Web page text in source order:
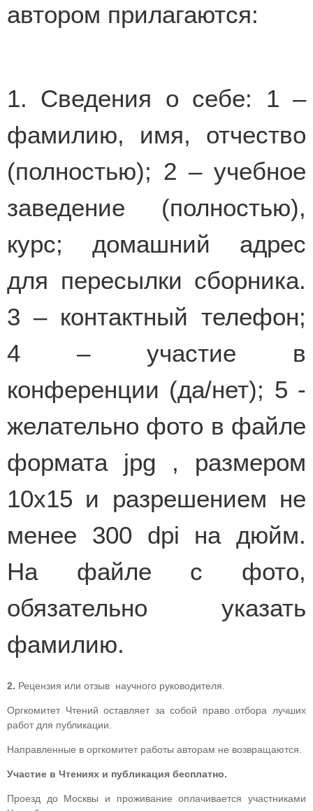
автором прилагаются:
1. Сведения о себе: 1 –
фамилию, имя, отчество
(полностью); 2 – учебное
заведение (полностью),
курс; домашний адрес
для пересылки сборника.
3 – контактный телефон;
4 – участие в
конференции (да/нет); 5 -
желательно фото в файле
формата jpg , размером
10x15 и разрешением не
менее 300 dpi на дюйм.
На файле с фото,
обязательно указать
фамилию.
2. Рецензия или отзыв научного руководителя.
Оргкомитет Чтений оставляет за собой право отбора лучших
работ для публикации.
Направленные в оргкомитет работы авторам не возвращаются.
Участие в Чтениях и публикация бесплатно.
Проезд до Москвы и проживание оплачивается участниками